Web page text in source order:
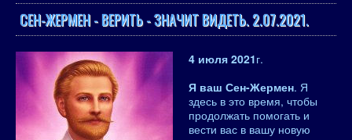
СЕН-ЖЕРМЕН - ВЕРИТЬ - ЗНАЧИТ ВИДЕТЬ. 2.07.2021.
4 июля 2021г.
Я ваш Сен-Жермен. Я
здесь в это время, чтобы
продолжать помогать и
вести вас в вашу новую